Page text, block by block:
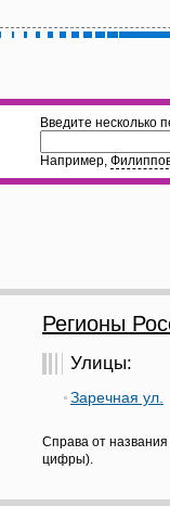
Введите несколько
Например,
Регионы
Улицы:
Заречная ул.
Справа от
цифры).